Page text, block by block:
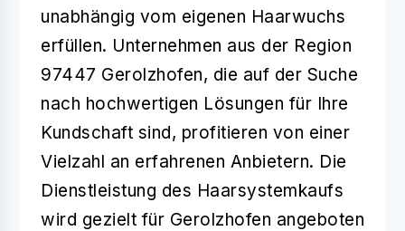
unabhängig vom eigenen Haarwuchs
erfüllen. Unternehmen aus der Region
97447 Gerolzhofen, die auf der Suche
nach hochwertigen Lösungen für Ihre
Kundschaft sind, profitieren von einer
Vielzahl an erfahrenen Anbietern. Die
Dienstleistung des Haarsystemkaufs
wird gezielt für Gerolzhofen angeboten